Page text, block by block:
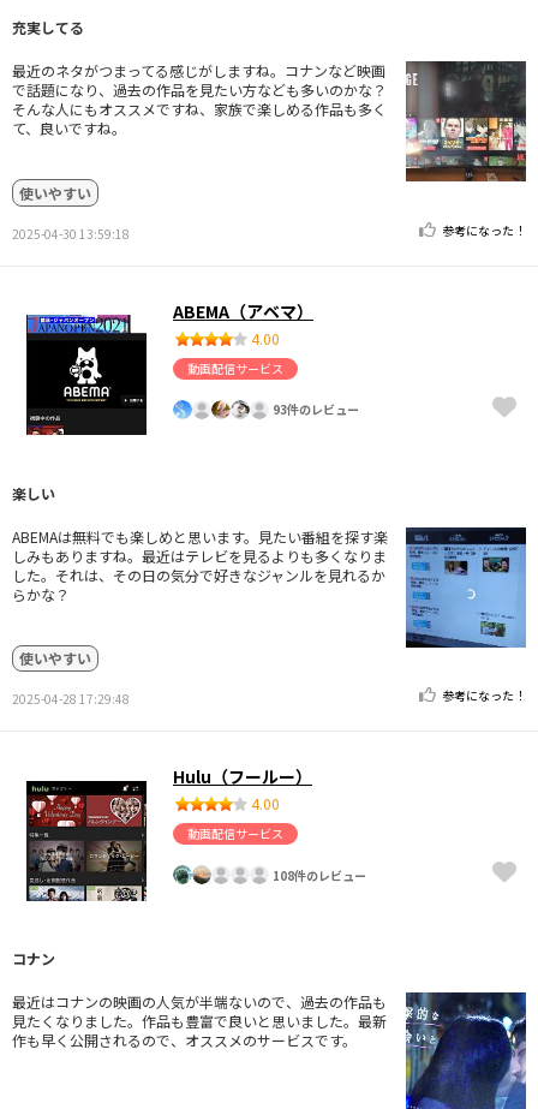
充実してる
最近のネタがつまってる感じがしますね。コナンなど映画
で話題になり、過去の作品を見たい方なども多いのかな？
そんな人にもオススメですね、家族で楽しめる作品も多く
て、良いですね。
使いやすい
2025-04-30 13:59:18 参考になった！
ABEMA（アベマ）
4.00
動画配信サービス
93件のレビュー
楽しい
ABEMAは無料でも楽しめと思います。見たい番組を探す楽
しみもありますね。最近はテレビを見るよりも多くなりま
した。それは、その日の気分で好きなジャンルを見れるか
らかな？
使いやすい
2025-04-28 17:29:48 参考になった！
Hulu（フールー）
4.00
動画配信サービス
108件のレビュー
コナン
最近はコナンの映画の人気が半端ないので、過去の作品も
見たくなりました。作品も豊富で良いと思いました。最新
作も早く公開されるので、オススメのサービスです。